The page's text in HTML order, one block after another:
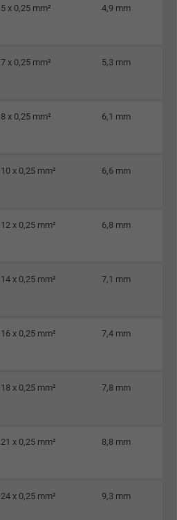
5 x 0,25 mm² 4,9 mm
7 x 0,25 mm² 5,3 mm
8 x 0,25 mm² 6,1 mm
10 x 0,25 mm² 6,6 mm
12 x 0,25 mm² 6,8 mm
14 x 0,25 mm² 7,1 mm
16 x 0,25 mm² 7,4 mm
18 x 0,25 mm² 7,8 mm
21 x 0,25 mm² 8,8 mm
24 x 0,25 mm² 9,3 mm